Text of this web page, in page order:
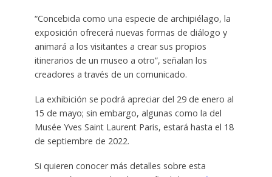
“Concebida como una especie de archipiélago, la
exposición ofrecerá nuevas formas de diálogo y
animará a los visitantes a crear sus propios
itinerarios de un museo a otro”, señalan los
creadores a través de un comunicado.
La exhibición se podrá apreciar del 29 de enero al
15 de mayo; sin embargo, algunas como la del
Musée Yves Saint Laurent Paris, estará hasta el 18
de septiembre de 2022.
Si quieren conocer más detalles sobre esta